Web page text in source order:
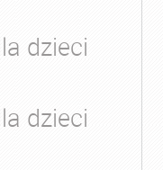
dzieci
dzieci